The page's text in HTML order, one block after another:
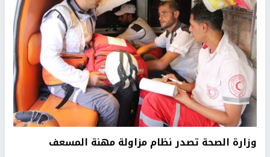
وزارة الصحة تصدر نظام مزاولة مهنة المسعف